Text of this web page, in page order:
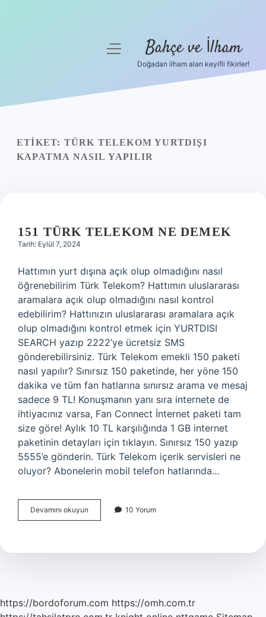
Yasal Uyarı
menüyü
Bahçe ve İlham
Doğadan ilham alan keyifli fikirler!
ETIKET: TÜRK TELEKOM YURTDIŞI
KAPATMA NASIL YAPILIR
151 TÜRK TELEKOM NE DEMEK
Tarih: Eylül 7, 2024
Hattımın yurt dışına açık olup olmadığını nasıl
öğrenebilirim Türk Telekom? Hattımın uluslararası
aramalara açık olup olmadığını nasıl kontrol
edebilirim? Hattınızın uluslararası aramalara açık
olup olmadığını kontrol etmek için YURTDISI
SEARCH yazıp 2222’ye ücretsiz SMS
gönderebilirsiniz. Türk Telekom emekli 150 paketi
nasıl yapılır? Sınırsız 150 paketinde, her yöne 150
dakika ve tüm fan hatlarına sınırsız arama ve mesaj
sadece 9 TL! Konuşmanın yanı sıra internete de
ihtiyacınız varsa, Fan Connect İnternet paketi tam
size göre! Aylık 10 TL karşılığında 1 GB internet
paketinin detayları için tıklayın. Sınırsız 150 yazıp
5555’e gönderin. Türk Telekom içerik servisleri ne
oluyor? Abonelerin mobil telefon hatlarında…
Devamını okuyun
Türk
Demek
10 Yorum
https://bordoforum.com https://omh.com.tr